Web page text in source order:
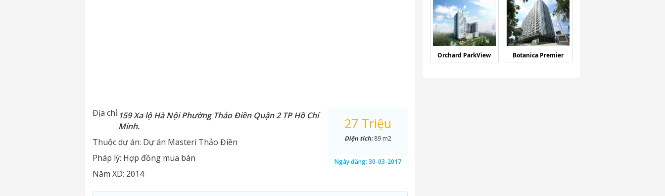
Địa chỉ:159 Xa lộ Hà Nội Phường Thảo Điền Quận 2 TP Hồ Chí
Minh.
Thuộc dự án: Dự án Masteri Thảo Điền
Pháp lý: Hợp đồng mua bán
Năm XD: 2014
27 Triệu
Diện tích:89 m2
Ngày đăng: 30-03-2017
Orchard ParkView Botanica Premier